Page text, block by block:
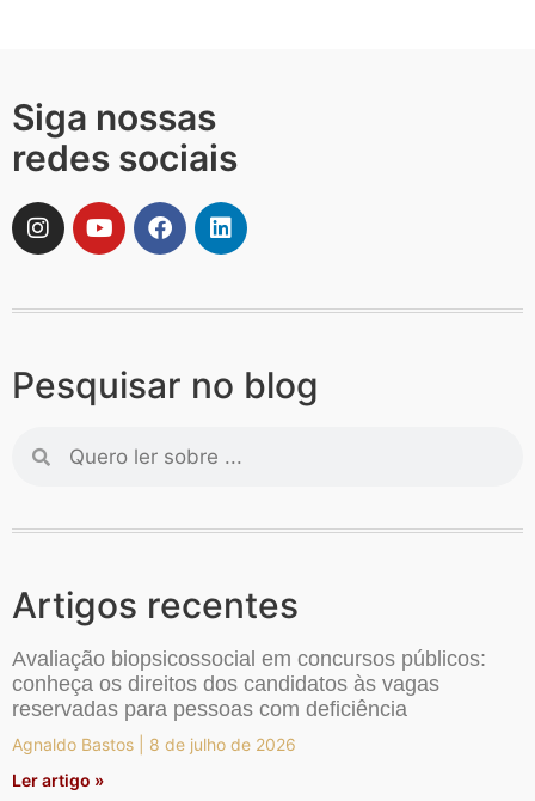
Siga nossas
redes sociais
Pesquisar no blog
Artigos recentes
Avaliação biopsicossocial em concursos públicos:
conheça os direitos dos candidatos às vagas
reservadas para pessoas com deficiência
Agnaldo Bastos
8 de julho de 2026
Ler artigo »